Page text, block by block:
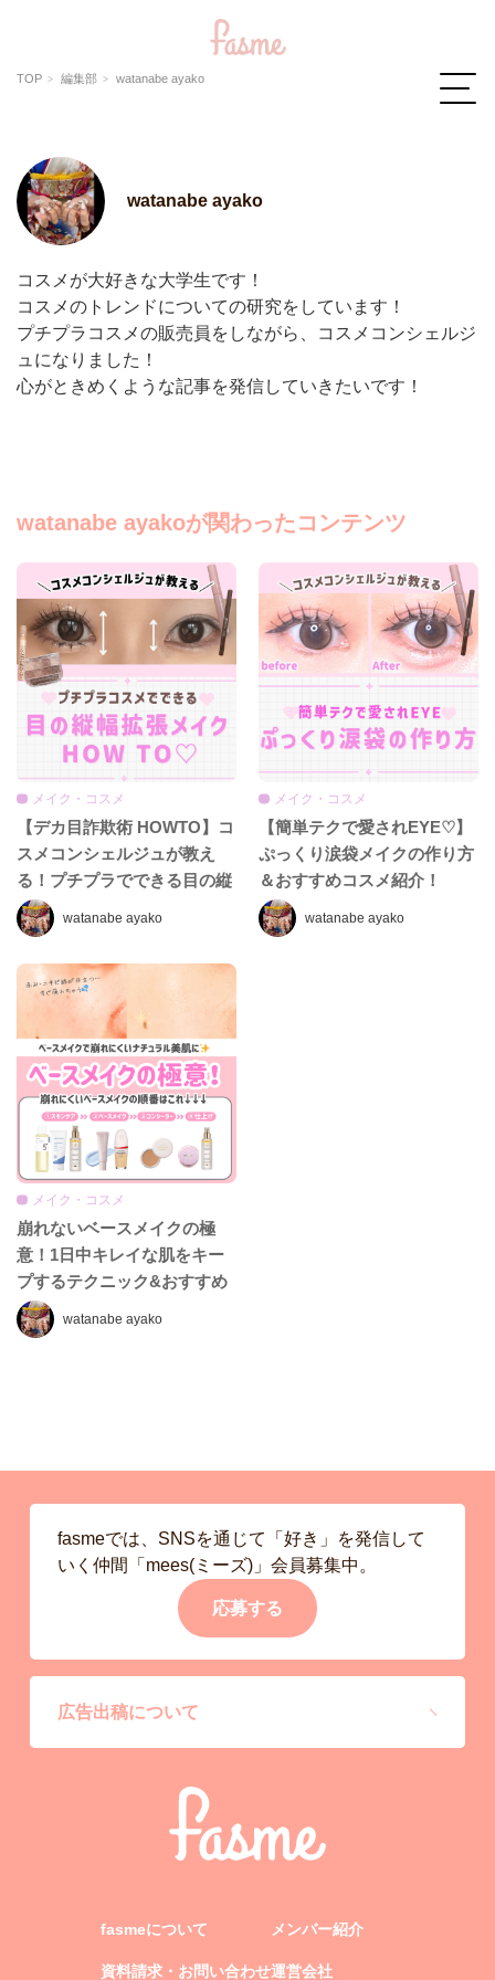
TOP 編集部 watanabe ayako
watanabe ayako
コスメが大好きな大学生です！
コスメのトレンドについての研究をしています！
プチプラコスメの販売員をしながら、コスメコンシェルジ
ュになりました！
心がときめくような記事を発信していきたいです！
watanabe ayakoが関わったコンテンツ
watanabe ayako
メイク・コスメ
【デカ目詐欺術 HOWTO】コ
スメコンシェルジュが教え
る！プチプラでできる目の縦
幅拡張メイク♡
watanabe ayako
メイク・コスメ
【簡単テクで愛されEYE♡】
ぷっくり涙袋メイクの作り方
＆おすすめコスメ紹介！
watanabe ayako
メイク・コスメ
崩れないベースメイクの極
意！1日中キレイな肌をキー
プするテクニック&おすすめ
アイテムをご紹介♡
fasmeでは、SNSを通じて「好き」を発信して
いく仲間「mees(ミーズ)」会員募集中。
応募する
広告出稿について
fasmeについて
資料請求・お問い合わせ
メンバー紹介
運営会社